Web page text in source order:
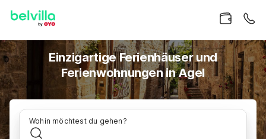
Einzigartige Ferienhäuser und
Ferienwohnungen in Agel
Wohin möchtest du gehen?